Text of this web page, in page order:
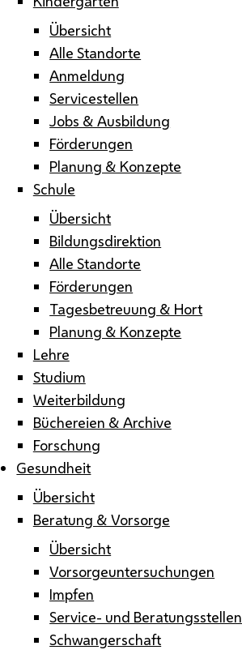
Übersicht
Alle Standorte
Anmeldung
Servicestellen
Jobs & Ausbildung
Förderungen
Planung & Konzepte
Schule
Übersicht
Bildungsdirektion
Alle Standorte
Förderungen
Tagesbetreuung & Hort
Planung & Konzepte
Lehre
Studium
Weiterbildung
Büchereien & Archive
Forschung
Gesundheit
Übersicht
Beratung & Vorsorge
Übersicht
Vorsorgeuntersuchungen
Impfen
Service- und Beratungsstellen
Schwangerschaft